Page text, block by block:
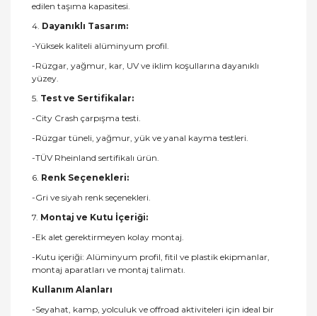
edilen taşıma kapasitesi.
4. Dayanıklı Tasarım:
-Yüksek kaliteli alüminyum profil.
-Rüzgar, yağmur, kar, UV ve iklim koşullarına dayanıklı
yüzey.
5. Test ve Sertifikalar:
-City Crash çarpışma testi.
-Rüzgar tüneli, yağmur, yük ve yanal kayma testleri.
-TÜV Rheinland sertifikalı ürün.
6. Renk Seçenekleri:
-Gri ve siyah renk seçenekleri.
7. Montaj ve Kutu İçeriği:
-Ek alet gerektirmeyen kolay montaj.
-Kutu içeriği: Alüminyum profil, fitil ve plastik ekipmanlar,
montaj aparatları ve montaj talimatı.
Kullanım Alanları
-Seyahat, kamp, yolculuk ve offroad aktiviteleri için ideal bir